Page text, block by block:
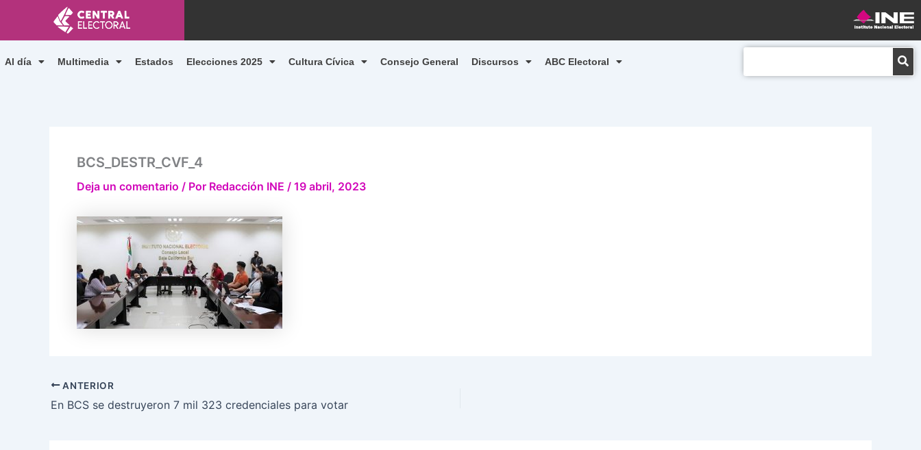
contenido
Al día Multimedia Estados Elecciones 2025 Cultura Cívica Consejo General Discursos ABC Electoral
BCS_DESTR_CVF_4
Deja un comentario / Por Redacción INE / 19 abril, 2023
ANTERIOR
En BCS se destruyeron 7 mil 323 credenciales para votar